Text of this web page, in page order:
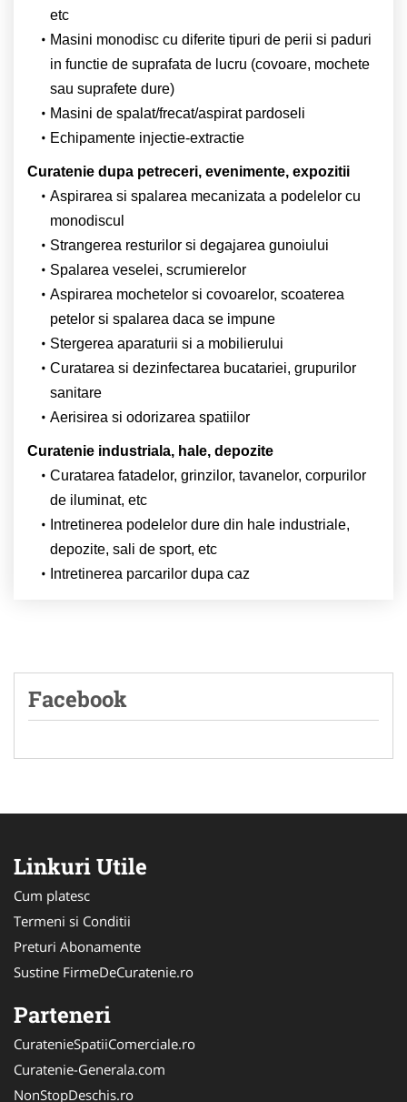
etc
Masini monodisc cu diferite tipuri de perii si paduri
in functie de suprafata de lucru (covoare, mochete
sau suprafete dure)
Masini de spalat/frecat/aspirat pardoseli
Echipamente injectie-extractie
Curatenie dupa petreceri, evenimente, expozitii
Aspirarea si spalarea mecanizata a podelelor cu
monodiscul
Strangerea resturilor si degajarea gunoiului
Spalarea veselei, scrumierelor
Aspirarea mochetelor si covoarelor, scoaterea
petelor si spalarea daca se impune
Stergerea aparaturii si a mobilierului
Curatarea si dezinfectarea bucatariei, grupurilor
sanitare
Aerisirea si odorizarea spatiilor
Curatenie industriala, hale, depozite
Curatarea fatadelor, grinzilor, tavanelor, corpurilor
de iluminat, etc
Intretinerea podelelor dure din hale industriale,
depozite, sali de sport, etc
Intretinerea parcarilor dupa caz
Facebook
Linkuri Utile
Cum platesc
Termeni si Conditii
Preturi Abonamente
Sustine FirmeDeCuratenie.ro
Parteneri
CuratenieSpatiiComerciale.ro
Curatenie-Generala.com
NonStopDeschis.ro